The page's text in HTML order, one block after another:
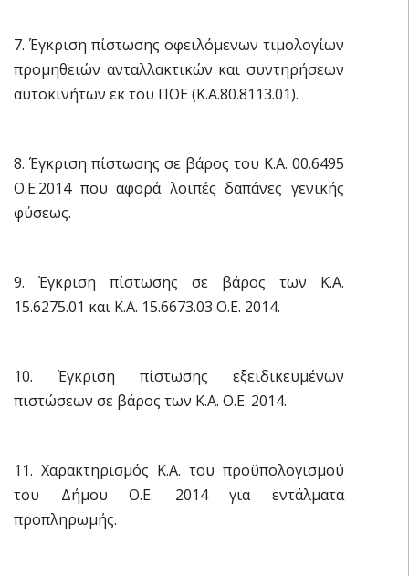
7. Έγκριση πίστωσης οφειλόμενων τιμολογίων
προμηθειών ανταλλακτικών και συντηρήσεων
αυτοκινήτων εκ του ΠΟΕ (Κ.Α.80.8113.01).
8. Έγκριση πίστωσης σε βάρος του Κ.Α. 00.6495
Ο.Ε.2014 που αφορά λοιπές δαπάνες γενικής
φύσεως.
9. Έγκριση πίστωσης σε βάρος των Κ.Α.
15.6275.01 και Κ.Α. 15.6673.03 Ο.Ε. 2014.
10. Έγκριση πίστωσης εξειδικευμένων
πιστώσεων σε βάρος των Κ.Α. Ο.Ε. 2014.
11. Χαρακτηρισμός Κ.Α. του προϋπολογισμού
του Δήμου Ο.Ε. 2014 για εντάλματα
προπληρωμής.